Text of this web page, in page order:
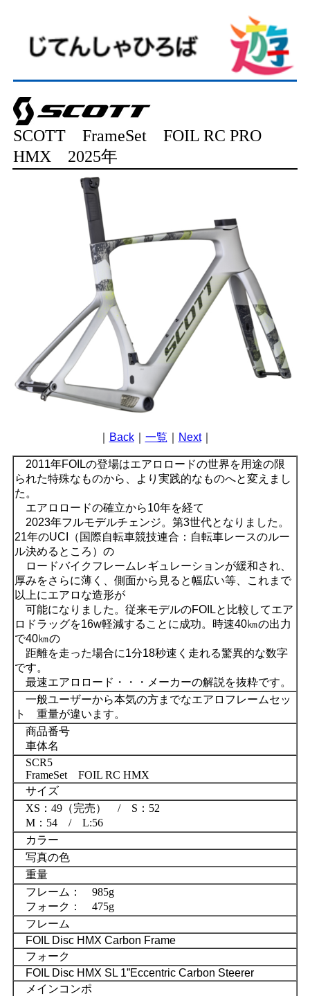
SCOTT FrameSet FOIL RC PRO
HMX 2025年
Back｜ 一覧 Next｜
2011年FOILの登場はエアロロードの世界を用途の限
られた特殊なものから、より実践的なものへと変えまし
た。
エアロロードの確立から10年を経て
2023年フルモデルチェンジ。第3世代となりました。
21年のUCI（国際自転車競技連合：自転車レースのルー
ル決めるところ）の
ロードバイクフレームレギュレーションが緩和され、
厚みをさらに薄く、側面から見ると幅広い等、これまで
以上にエアロな造形が
可能になりました。従来モデルのFOILと比較してエア
ロドラッグを16w軽減することに成功。時速40㎞の出力
で40㎞の
距離を走った場合に1分18秒速く走れる驚異的な数字
です。
最速エアロロード・・・メーカーの解説を抜粋です。
一般ユーザーから本気の方までなエアロフレームセッ
ト 重量が違います。
商品番号
車体名
SCR5
FrameSet FOIL RC HMX
サイズ
XS：49（完売） / S：52
M：54 / L:56
カラー
写真の色
重量
フレーム： 985g
フォーク： 475g
フレーム
FOIL Disc HMX Carbon Frame
フォーク
FOIL Disc HMX SL 1”Eccentric Carbon Steerer
メインコンポ